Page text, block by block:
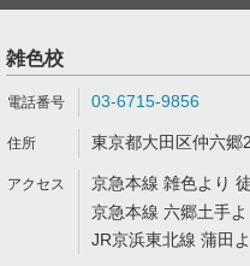
雑色校
03-6715-9856
東京都大田区仲六郷
京急本線 雑色より
京急本線 六郷土手
JR京浜東北線 蒲田